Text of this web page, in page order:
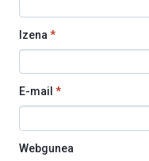
Izena *
E-mail *
Webgunea